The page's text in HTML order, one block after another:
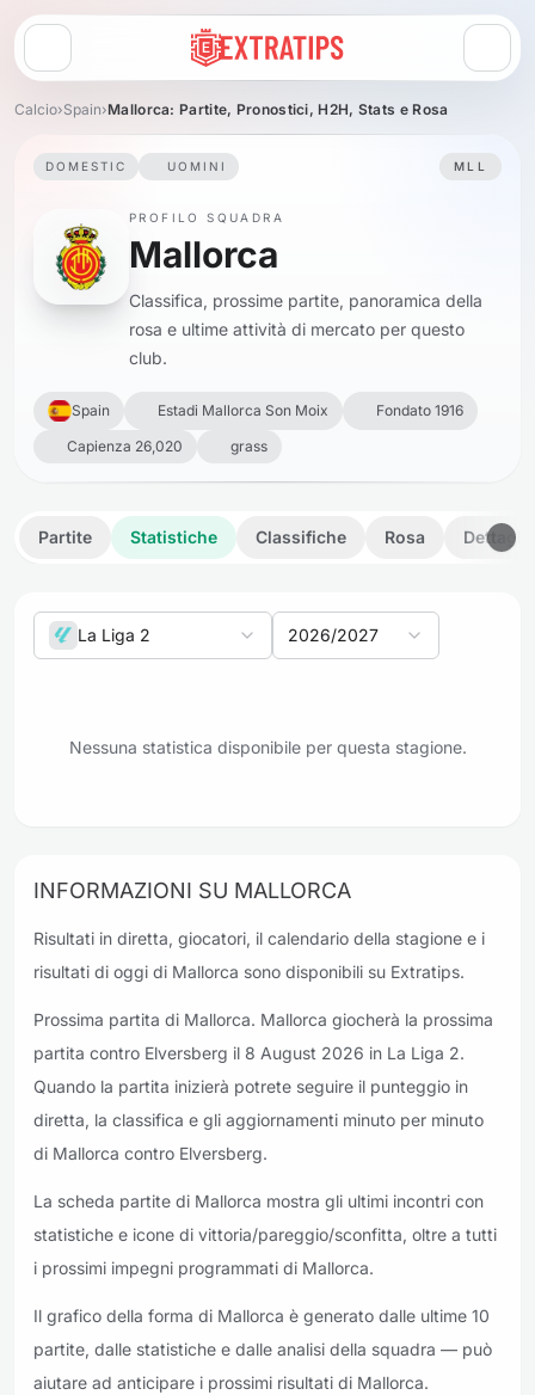
Apri menu
Calcio›Spain›Mallorca: Partite, Pronostici, H2H, Stats e Rosa
DOMESTIC UOMINI MLL
PROFILO SQUADRA
Mallorca
Classifica, prossime partite, panoramica della
rosa e ultime attività di mercato per questo
club.
Spain Estadi Mallorca Son Moix
Fondato 1916
Capienza 26,020
grass
Partite Statistiche Classifiche Rosa Dettagli
La Liga 2 2026/2027
Nessuna statistica disponibile per questa stagione.
INFORMAZIONI SU MALLORCA
Risultati in diretta, giocatori, il calendario della stagione e i
risultati di oggi di Mallorca sono disponibili su Extratips.
Prossima partita di Mallorca. Mallorca giocherà la prossima
partita contro Elversberg il 8 August 2026 in La Liga 2.
Quando la partita inizierà potrete seguire il punteggio in
diretta, la classifica e gli aggiornamenti minuto per minuto
di Mallorca contro Elversberg.
La scheda partite di Mallorca mostra gli ultimi incontri con
statistiche e icone di vittoria/pareggio/sconfitta, oltre a tutti
i prossimi impegni programmati di Mallorca.
Il grafico della forma di Mallorca è generato dalle ultime 10
partite, dalle statistiche e dalle analisi della squadra — può
aiutare ad anticipare i prossimi risultati di Mallorca.